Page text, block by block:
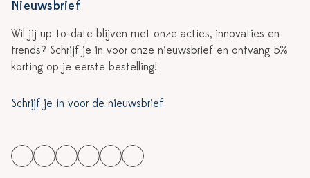
Nieuwsbrief
Wil jij up-to-date blijven met onze acties, innovaties en
trends? Schrijf je in voor onze nieuwsbrief en ontvang 5%
korting op je eerste bestelling!
Schrijf je in voor de nieuwsbrief